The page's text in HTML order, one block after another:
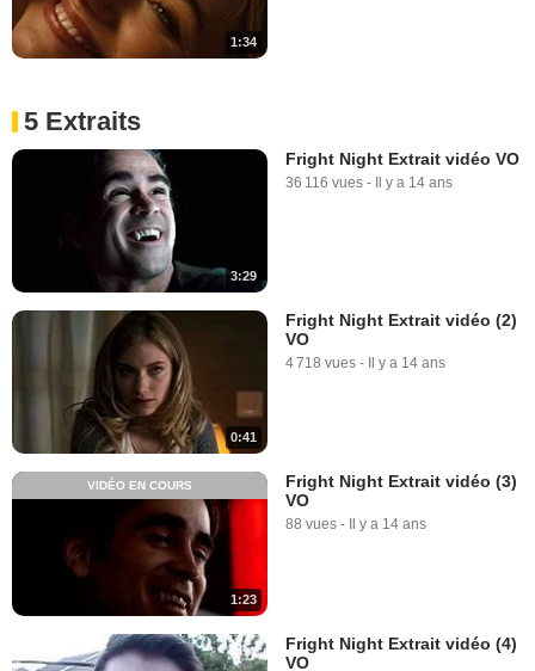
1:34
5 Extraits
3:29
Fright Night Extrait vidéo VO
36 116 vues - Il y a 14 ans
0:41
Fright Night Extrait vidéo (2)
VO
4 718 vues - Il y a 14 ans
1:23
VIDÉO EN COURS
Fright Night Extrait vidéo (3)
VO
88 vues - Il y a 14 ans
Fright Night Extrait vidéo (4)
VO